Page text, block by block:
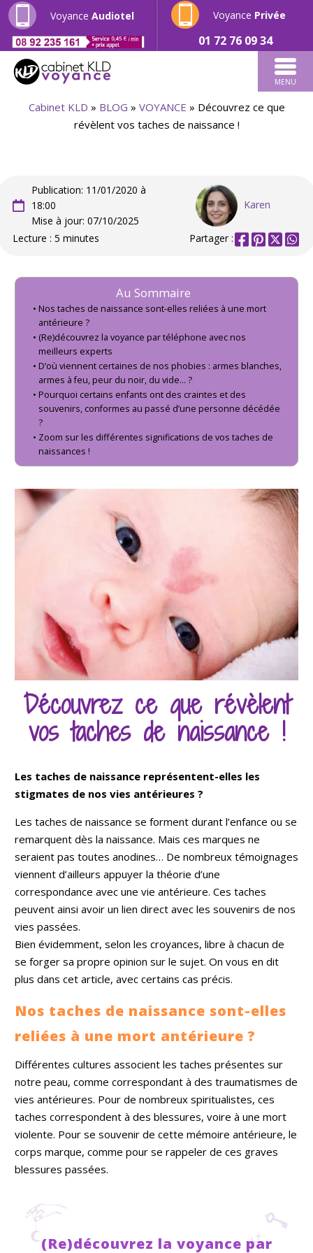
Voyance Audiotel Voyance Privée
01 72 76 09 34
MENU
Cabinet KLD » BLOG » VOYANCE » Découvrez ce que
révèlent vos taches de naissance !
Publication: 11/01/2020 à
18:00
Mise à jour: 07/10/2025
Karen
Lecture : 5 minutes Partager :
Au Sommaire
Nos taches de naissance sont-elles reliées à une mort
antérieure ?
(Re)découvrez la voyance par téléphone avec nos
meilleurs experts
D’où viennent certaines de nos phobies : armes blanches,
armes à feu, peur du noir, du vide… ?
Pourquoi certains enfants ont des craintes et des
souvenirs, conformes au passé d’une personne décédée
?
Zoom sur les différentes significations de vos taches de
naissances !
Découvrez ce que révèlent
vos taches de naissance !
Les taches de naissance représentent-elles les
stigmates de nos vies antérieures ?
Les taches de naissance se forment durant l’enfance ou se
remarquent dès la naissance. Mais ces marques ne
seraient pas toutes anodines… De nombreux témoignages
viennent d’ailleurs appuyer la théorie d’une
correspondance avec une vie antérieure. Ces taches
peuvent ainsi avoir un lien direct avec les souvenirs de nos
vies passées.
Bien évidemment, selon les croyances, libre à chacun de
se forger sa propre opinion sur le sujet. On vous en dit
plus dans cet article, avec certains cas précis.
Nos taches de naissance sont-elles
reliées à une mort antérieure ?
Différentes cultures associent les taches présentes sur
notre peau, comme correspondant à des traumatismes de
vies antérieures. Pour de nombreux spiritualistes, ces
taches correspondent à des blessures, voire à une mort
violente. Pour se souvenir de cette mémoire antérieure, le
corps marque, comme pour se rappeler de ces graves
blessures passées.
(Re)découvrez la voyance par